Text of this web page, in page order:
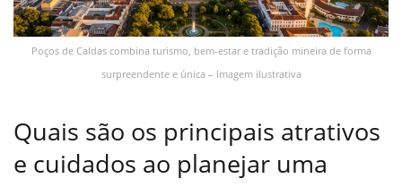
Poços de Caldas combina turismo, bem-estar e tradição mineira de forma
surpreendente e única – Imagem ilustrativa
Quais são os principais atrativos
e cuidados ao planejar uma